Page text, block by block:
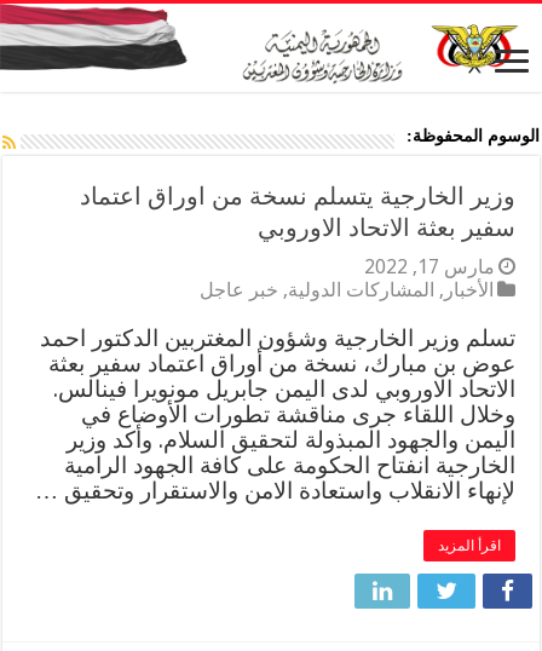
الوسوم المحفوظة:
وزير الخارجية يتسلم نسخة من اوراق اعتماد
سفير بعثة الاتحاد الاوروبي
مارس 17, 2022
الأخبار , المشاركات الدولية, خبر عاجل
تسلم وزير الخارجية وشؤون المغتربين الدكتور احمد
عوض بن مبارك، نسخة من أوراق اعتماد سفير بعثة
الاتحاد الاوروبي لدى اليمن جابريل مونويرا فينالس.
وخلال اللقاء جرى مناقشة تطورات الأوضاع في
اليمن والجهود المبذولة لتحقيق السلام. وأكد وزير
الخارجية انفتاح الحكومة على كافة الجهود الرامية
لإنهاء الانقلاب واستعادة الامن والاستقرار وتحقيق …
اقرأ المزيد